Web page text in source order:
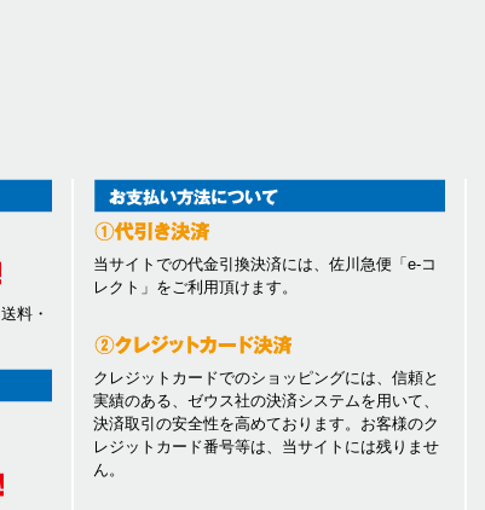
料・
当サイトでの代金引換決済には、佐川急便「e-コ
レクト」をご利用頂けます。
クレジットカードでのショッピングには、信頼と
実績のある、ゼウス社の決済システムを用いて、
決済取引の安全性を高めております。お客様のク
レジットカード番号等は、当サイトには残りませ
ん。